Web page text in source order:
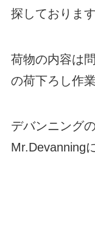
探しておりま
荷物の内容は
の荷下ろし作
デバンニング
Mr.Devanning